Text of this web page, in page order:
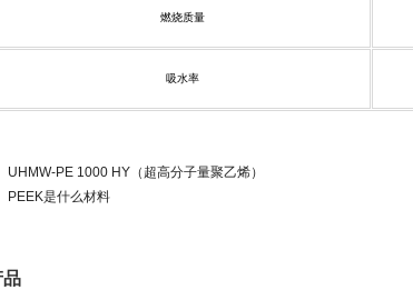
燃烧质量
吸水率
UHMW-PE 1000 HY（超高分子量聚乙烯）
PEEK是什么材料
品